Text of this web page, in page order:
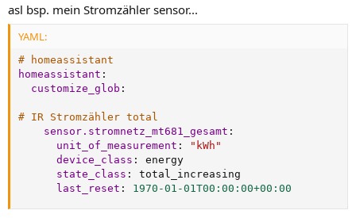
asl bsp. mein Stromzähler sensor...
YAML:
# homeassistant
homeassistant :
customize_glob :
# IR Stromzähler total
sensor.stromnetz_mt681_gesamt :
unit_of_measurement :
"kWh"
device_class :
energy
state_class :
total_increasing
last_reset : 1970-01-01T00:00:00+00:00